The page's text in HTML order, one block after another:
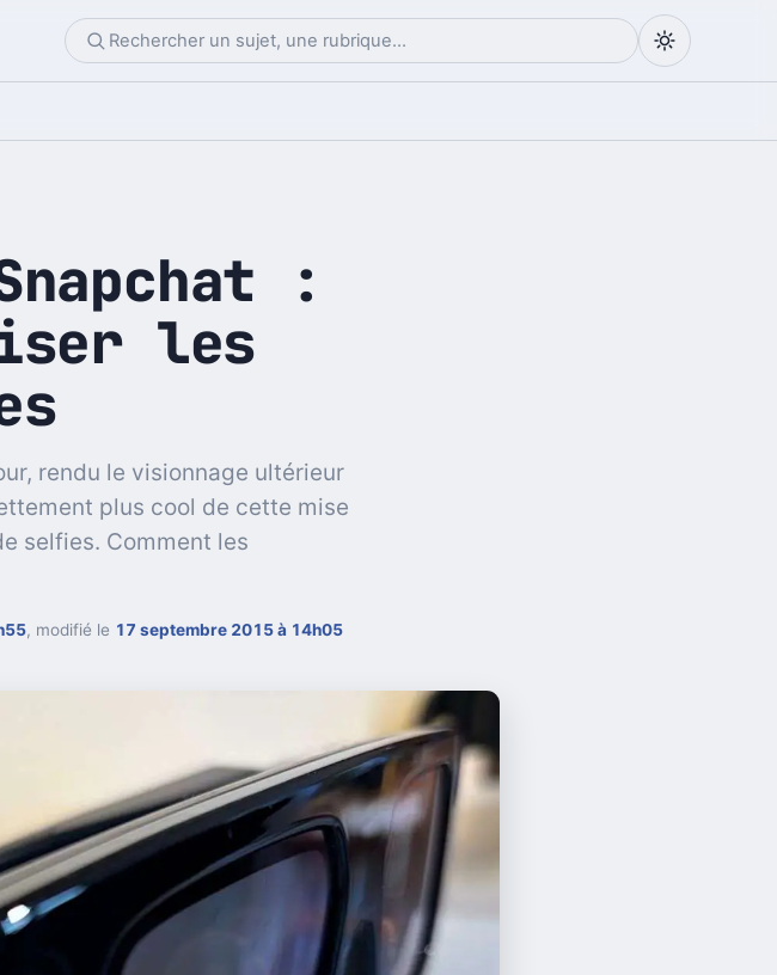
:
les
rendu le visionnage ultérieur
plus cool de cette mise
selfies. Comment les
, modifié le 17 septembre 2015 à 14h05